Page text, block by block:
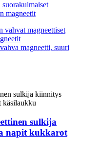
magneetit
magneetti, suuri
sulkija
napit kukkarot